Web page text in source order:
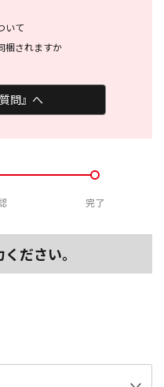
いて
梱されますか
問』へ
完了
ださい。